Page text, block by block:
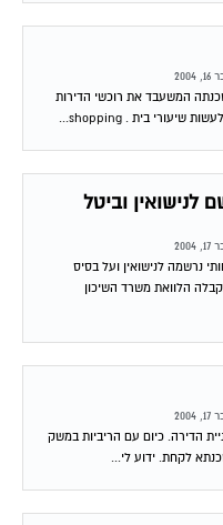
המשעבד את רוכשי הדירות
לנישואין וביטל
נרשמה לנישואין ועל בסיס
הלוואת משרד השיכון
הדירה. כיום עם הריביות במשק
לקחת. ידוע לי...
מהבנק